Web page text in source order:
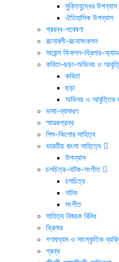
মুক্তিযুদ্ধের উপন্যাস
ঐতিহাসিক উপন্যাস
প্রবন্ধ-গবেষণা
রচনাবলী-রচনাসংকলন
সায়েন্স ফিকশন-থ্রিলার-
কবিতা-ছড়া-অভিনয় ও
কবিতা
ছড়া
অভিনয় ও আবৃত্তির
ভাষা-ব্যাকরণ
স্মারকগ্রন্থ
শিশু-কিশোর সাহিত্য
ভারতীয় বাংলা সাহিত্যে
উপন্যাস
চলচিত্র-নাটক-সংগীত
চলচিত্র
নাটক
সংগীত
সাহিত্য বিষয়ক বিবিধ
থ্রিলার
গণমাধ্যম ও সাংস্কৃতিক
গ্রন্থ